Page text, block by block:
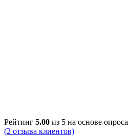
Рейтинг 5.00 из 5 на основе опроса
(2 отзыва клиентов)